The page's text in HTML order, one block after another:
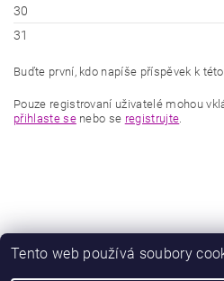
30
31
Buďte první, kdo napíše příspěvek k
Pouze registrovaní uživatelé mohou
přihlaste senebo se registrujte.
Heureka.cz
Tento web používá soubory